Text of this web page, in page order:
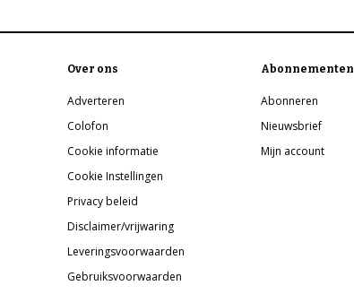
Over ons
Adverteren
Colofon
Cookie informatie
Cookie Instellingen
Privacy beleid
Disclaimer/vrijwaring
Leveringsvoorwaarden
Gebruiksvoorwaarden
Abonnementen
Abonneren
Nieuwsbrief
Mijn account